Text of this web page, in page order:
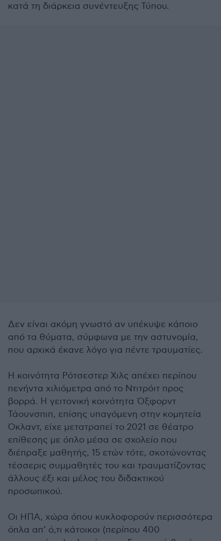
κατά τη διάρκεια συνέντευξης Τύπου.
Δεν είναι ακόμη γνωστό αν υπέκυψε κάποιο
από τα θύματα, σύμφωνα με την αστυνομία,
που αρχικά έκανε λόγο για πέντε τραυματίες.
Η κοινότητα Ρότσεστερ Χιλς απέχει περίπου
πενήντα χιλιόμετρα από το Ντιτρόιτ προς
βορρά. Η γειτονική κοινότητα Όξφορντ
Τάουνσπιπ, επίσης υπαγόμενη στην κομητεία
Όκλαντ, είχε μετατραπεί το 2021 σε θέατρο
επίθεσης με όπλο μέσα σε σχολείο που
διέπραξε μαθητής, 15 ετών τότε, σκοτώνοντας
τέσσερις συμμαθητές του και τραυματίζοντας
άλλους έξι και μέλος του διδακτικού
προσωπικού.
Οι ΗΠΑ, χώρα όπου κυκλοφορούν περισσότερα
όπλα απ’ ό,τι κάτοικοι (περίπου 400